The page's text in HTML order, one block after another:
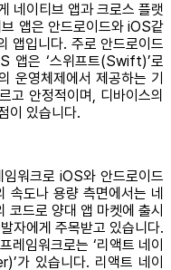
네이티브 앱과 크로스 플랫
앱은 안드로이드와 iOS같
앱입니다. 주로 안드로이드
앱은 ‘스위프트(Swift)’로
운영체제에서 제공하는 기
고 안정적이며, 디바이스의
이 있습니다.
워크로 iOS와 안드로이드
속도나 용량 측면에서는 네
코드로 양대 앱 마켓에 출시
자에게 주목받고 있습니다.
레임워크로는 ‘리액트 네이
가 있습니다. 리액트 네이